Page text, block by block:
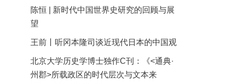
陈恒 | 新时代中国世界史研究的回顾与展
望
王前丨听冈本隆司谈近现代日本的中国观
北京大学历史学博士独作C刊：《<通典·
州郡>所载政区的时代层次与文本来